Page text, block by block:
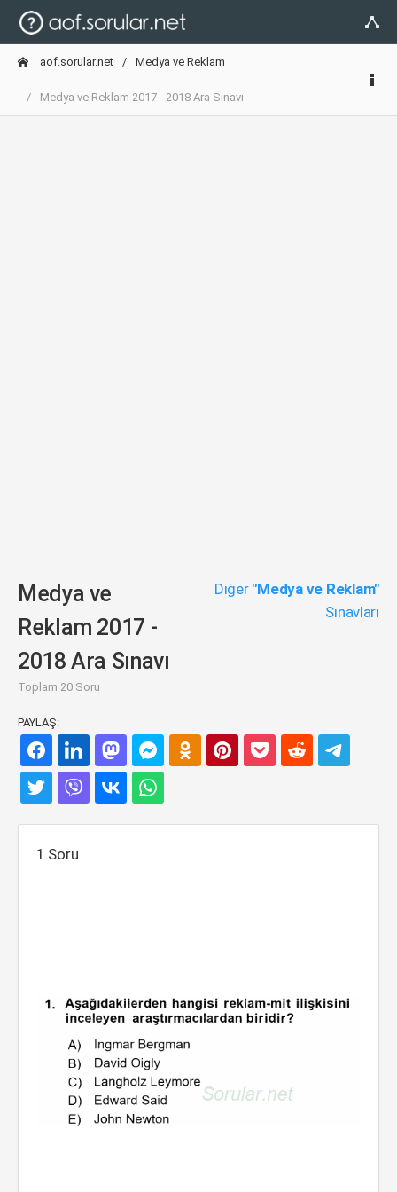
aof.sorular.net Medya ve Reklam
Medya ve Reklam 2017 - 2018 Ara Sınavı
Medya ve
Reklam 2017 -
2018 Ara Sınavı
Toplam 20 Soru
Diğer "Medya ve Reklam"
Sınavları
PAYLAŞ:
1.Soru